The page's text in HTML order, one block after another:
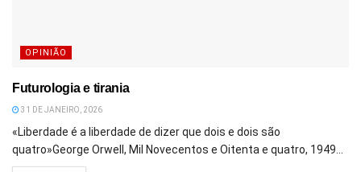
OPINIÃO
Futurologia e tirania
31 DE JANEIRO, 2026
«Liberdade é a liberdade de dizer que dois e dois são
quatro»George Orwell, Mil Novecentos e Oitenta e quatro, 1949...